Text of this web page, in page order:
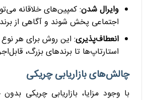
وایرال شدن: کمپین‌های خلاقانه
اجتماعی پخش شوند و آگاهی از
انعطاف‌پذیری: این روش برای هر نوع
استارتاپ‌ها تا برندهای بزرگ،
چالش‌های بازاریابی چریکی
با وجود مزایا، بازاریابی چریکی